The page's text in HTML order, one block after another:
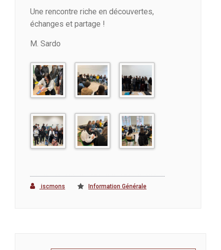
Une rencontre riche en découvertes,
échanges et partage !
M. Sardo
iscmons Information Générale